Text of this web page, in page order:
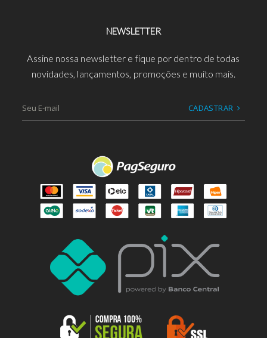
NEWSLETTER
Assine nossa newsletter e fique por dentro de todas
novidades, lançamentos, promoções e muito mais.
CADASTRAR